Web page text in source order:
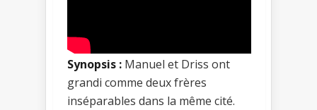
Synopsis : Manuel et Driss ont
grandi comme deux frères
inséparables dans la même cité.